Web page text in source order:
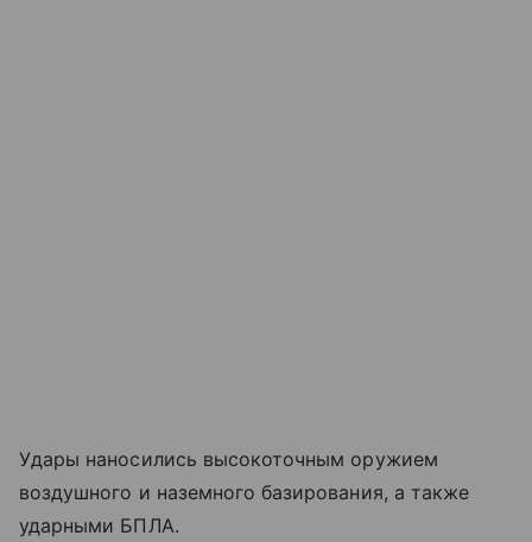
Удары наносились высокоточным оружием
воздушного и наземного базирования, а также
ударными БПЛА.